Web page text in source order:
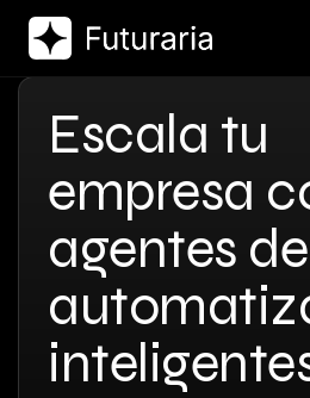
Escala tu
empresa
agentes